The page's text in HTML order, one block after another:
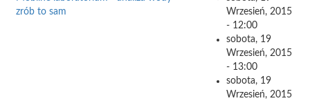
zrób to sam
Wrzesień, 2015
- 12:00
sobota, 19
Wrzesień, 2015
- 13:00
sobota, 19
Wrzesień, 2015